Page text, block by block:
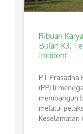
Ribuan
Bulan K3,
Incident
PT Prasadha
(PPLI)
membangun
melalui
Keselamatan